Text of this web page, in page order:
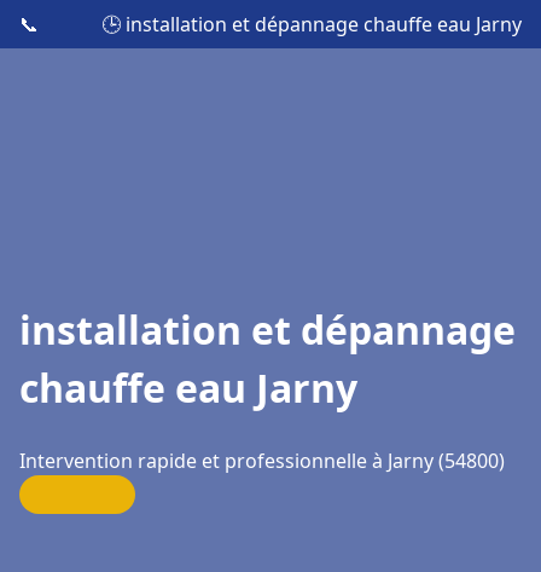
📞 🕒 installation et dépannage chauffe eau Jarny
installation et dépannage
chauffe eau Jarny
Intervention rapide et professionnelle à Jarny (54800)